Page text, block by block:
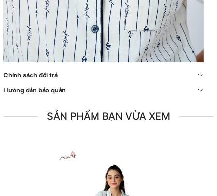
Chính sách đổi trả
Hướng dẫn bảo quản
SẢN PHẨM BẠN VỪA XEM